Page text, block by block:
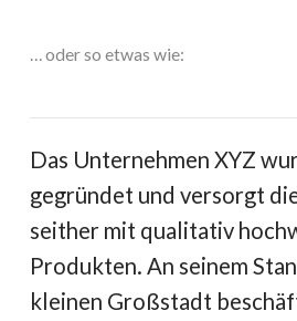
… oder so etwas wie:
Das Unternehmen XYZ
gegründet und versorgt
seither mit qualitativ
Produkten. An seinem
kleinen Großstadt